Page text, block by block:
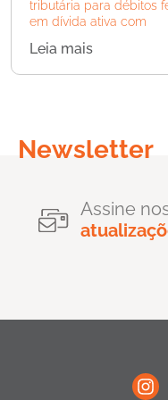
tributária para débitos
em dívida ativa com
Leia mais
Newsletter
Assine